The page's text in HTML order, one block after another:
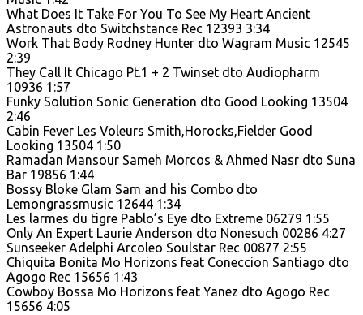
What Does It Take For You To See My Heart Ancient
Astronauts dto Switchstance Rec 12393 3:34
Work That Body Rodney Hunter dto Wagram Music 12545
2:39
They Call It Chicago Pt.1 + 2 Twinset dto Audiopharm
10936 1:57
Funky Solution Sonic Generation dto Good Looking 13504
2:46
Cabin Fever Les Voleurs Smith,Horocks,Fielder Good
Looking 13504 1:50
Ramadan Mansour Sameh Morcos & Ahmed Nasr dto Suna
Bar 19856 1:44
Bossy Bloke Glam Sam and his Combo dto
Lemongrassmusic 12644 1:34
Les larmes du tigre Pablo’s Eye dto Extreme 06279 1:55
Only An Expert Laurie Anderson dto Nonesuch 00286 4:27
Sunseeker Adelphi Arcoleo Soulstar Rec 00877 2:55
Chiquita Bonita Mo Horizons feat Coneccion Santiago dto
Agogo Rec 15656 1:43
Cowboy Bossa Mo Horizons feat Yanez dto Agogo Rec
15656 4:05